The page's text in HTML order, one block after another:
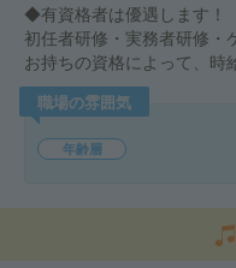
◆有資格者は優遇します！
初任者研修・実務者研修・
お持ちの資格によって、時
職場の雰囲気
年齢層